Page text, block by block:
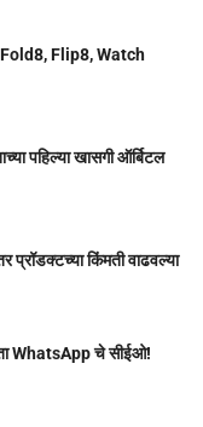
Flip8, Watch
पहिल्या खासगी ऑर्बिटल
किंमती वाढवल्या
WhatsApp चे सीईओ!